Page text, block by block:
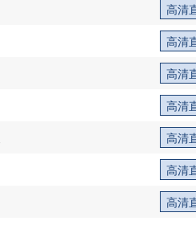
高清
高清
高清
高清
高清
高清
高清